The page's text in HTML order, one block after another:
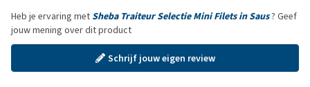
Heb je ervaring met Sheba Traiteur Selectie Mini Filets in Saus? Geef
jouw mening over dit product
Schrijf jouw eigen review